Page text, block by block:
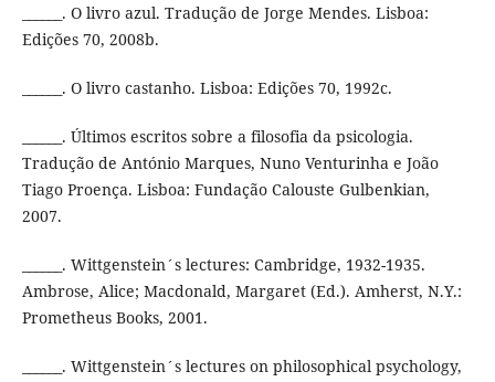
______. O livro azul. Tradução de Jorge Mendes. Lisboa:
Edições 70, 2008b.
______. O livro castanho. Lisboa: Edições 70, 1992c.
______. Últimos escritos sobre a filosofia da psicologia.
Tradução de António Marques, Nuno Venturinha e João
Tiago Proença. Lisboa: Fundação Calouste Gulbenkian,
2007.
______. Wittgenstein´s lectures: Cambridge, 1932-1935.
Ambrose, Alice; Macdonald, Margaret (Ed.). Amherst, N.Y.:
Prometheus Books, 2001.
______. Wittgenstein´s lectures on philosophical psychology,